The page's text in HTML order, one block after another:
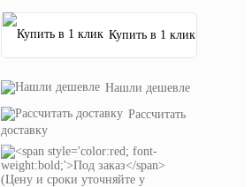
Купить в 1 клик
Нашли дешевле
Рассчитать
доставку